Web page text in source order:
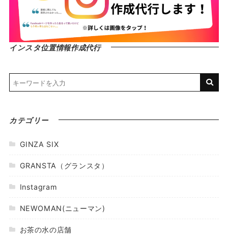
インスタ位置情報作成代行
カテゴリー
GINZA SIX
GRANSTA（グランスタ）
Instagram
NEWOMAN(ニューマン)
お茶の水の店舗